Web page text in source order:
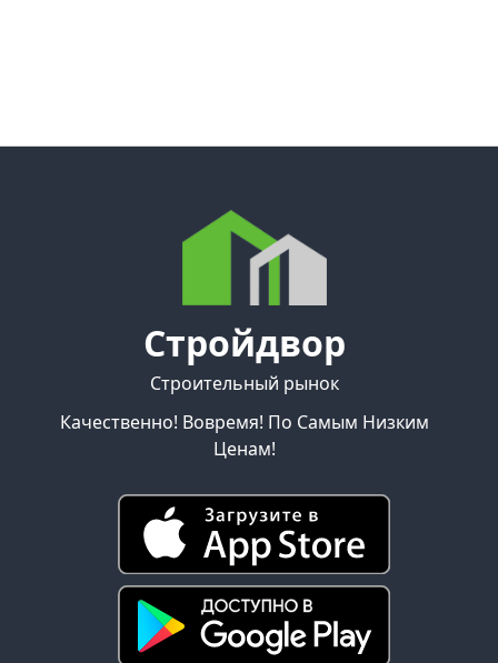
Стройдвор
Строительный рынок
Качественно! Вовремя! По Самым Низким
Ценам!